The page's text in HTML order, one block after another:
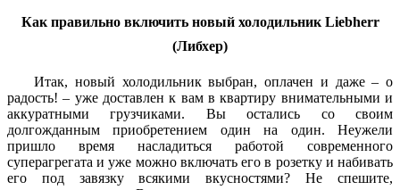
Как правильно включить новый холодильник Liebherr
(Либхер)
Итак, новый холодильник выбран, оплачен и даже – о
радость! – уже доставлен к вам в квартиру внимательными и
аккуратными грузчиками. Вы остались со своим
долгожданным приобретением один на один. Неужели
пришло время насладиться работой современного
суперагрегата и уже можно включать его в розетку и набивать
его под завязку всякими вкусностями? Не спешите,